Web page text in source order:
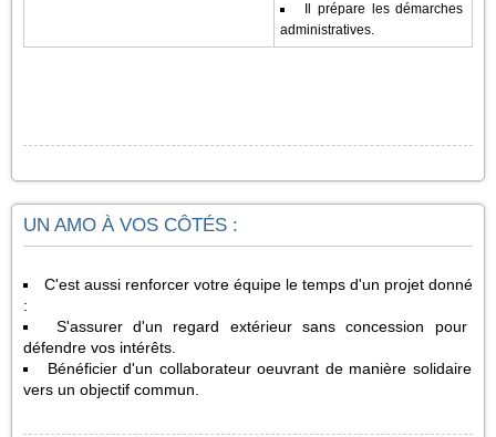
Il prépare les démarches
administratives.
UN AMO À VOS CÔTÉS :
C'est aussi renforcer votre équipe le temps d'un projet donné
:
S'assurer d'un regard extérieur sans concession pour
défendre vos intérêts.
Bénéficier d'un collaborateur oeuvrant de manière solidaire
vers un objectif commun.